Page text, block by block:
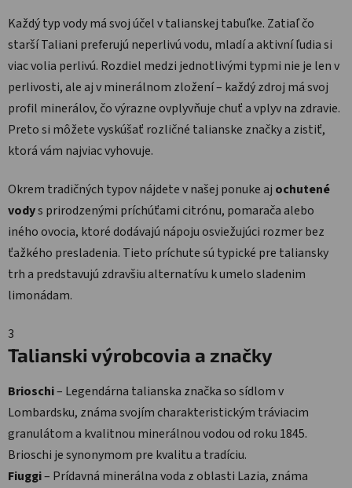
Každý typ vody má svoj účel v talianskej tabuľke. Zatiaľ čo
starší Taliani preferujú neperlivú vodu, mladí a aktivní ľudia si
viac volia perlivú. Rozdiel medzi jednotlivými typmi nie je len v
perlivosti, ale aj v minerálnom zložení – každý zdroj má svoj
profil minerálov, čo výrazne ovplyvňuje chuť a vplyv na zdravie.
Preto si môžete vyskúšať rozličné talianske značky a zistiť,
ktorá vám najviac vyhovuje.
Okrem tradičných typov nájdete v našej ponuke aj ochutené
vodys prirodzenými príchúťami citrónu, pomarača alebo
iného ovocia, ktoré dodávajú nápoju osviežujúci rozmer bez
ťažkého presladenia. Tieto príchute sú typické pre taliansky
trh a predstavujú zdravšiu alternatívu k umelo sladenim
limonádam.
3
Talianski výrobcovia a značky
Brioschi– Legendárna talianska značka so sídlom v
Lombardsku, známa svojím charakteristickým tráviacim
granulátom a kvalitnou minerálnou vodou od roku 1845.
Brioschi je synonymom pre kvalitu a tradíciu.
Fiuggi– Prídavná minerálna voda z oblasti Lazia, známa